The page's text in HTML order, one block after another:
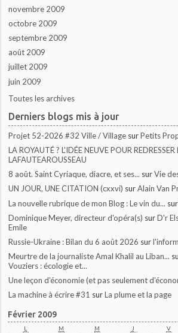
novembre 2009
octobre 2009
septembre 2009
août 2009
juillet 2009
juin 2009
Toutes les archives
Derniers blogs mis à jour
Projet 52-2026 #32 Ville / Village surPetits
LA ROYAUTÉ ? L'IDÉE NEUVE POUR REDRESSER
LAFAUTEAROUSSEAU
8 août. Saint Cyriaque, diacre, et ses... surVie
UN JOUR, UNE CITATION (cxxvi) surAlain Van
La nouvelle rubrique de mon Blog : Le vin du...
Dominique Meyer, directeur d'opéra(s) surD'r
Emile
Russie-Ukraine : Bilan du 6 août 2026 sur
Meurtre de la journaliste Amal Khalil au Liban...
Vouziers : écologie et...
Une leçon d’économie (et pas seulement
La machine à écrire #31 surLa plume et la page
Février 2009
L M M J V